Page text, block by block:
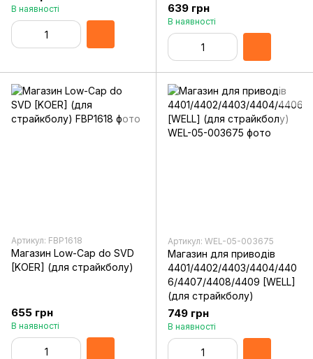
В наявності 639 грн
В наявності
Артикул: FBP1618
Магазин Low-Cap do SVD
[KOER] (для страйкболу)
655 грн
В наявності
Артикул: WEL-05-003675
Магазин для приводів
4401/4402/4403/4404/440
6/4407/4408/4409 [WELL]
(для страйкболу)
749 грн
В наявності